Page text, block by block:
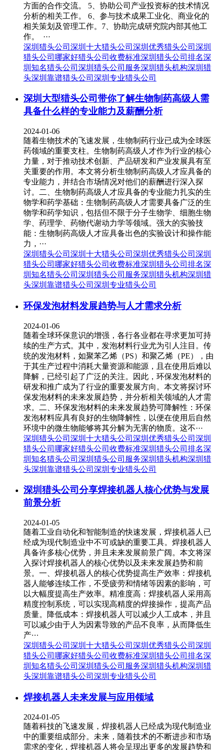
方面的合作交流。 5、协助公司产业投资标的技术情况
分析的相关工作。 6、参与技术成果工业化、商业化的
相关策划及管理工作。7、协助完成研究院内部其他工
作。 ···
深圳猎头公司 深圳十大猎头公司 深圳优秀猎头公司 深圳
猎头公司哪家好猎头公司收费标准深圳猎头公司排名深
圳知名猎头公司 深圳猎头公司服务深圳猎头机构深圳猎
头深圳靠谱猎头公司 深圳专业猎头公司
深圳大型猎头公司带你了解生物制药高级人需
具备什么样的专业能力及薪酬分析
2024-01-06
随着生物技术的飞速发展，生物制药行业已成为全球医
药领域的重要支柱。生物制药高级人才作为行业的核心
力量，对于推动技术创新、产品研发和产业发展具有至
关重要的作用。本文将分析生物制药高级人才应具备的
专业能力，并结合市场情况对他们的薪酬进行深入探
讨。二、生物制药高级人才应具备的专业能力扎实的生
物学和药学基础：生物制药高级人才需要具备广泛的生
物学和药学知识，包括但不限于分子生物学、细胞生物
学、药理学、药物代谢动力学等领域。强大的实验技
能：生物制药高级人才应具备出色的实验设计和操作能
力，···
深圳猎头公司 深圳十大猎头公司 深圳优秀猎头公司 深圳
猎头公司哪家好猎头公司收费标准深圳猎头公司排名深
圳知名猎头公司 深圳猎头公司服务深圳猎头机构深圳猎
头深圳靠谱猎头公司 深圳专业猎头公司
环保发泡材料发展趋势与人才需求分析
2024-01-06
随着全球环保意识的增强，各行各业都在寻求更加可持
续的生产方式。其中，发泡材料行业尤为引人注目。传
统的发泡材料，如聚苯乙烯（PS）和聚乙烯（PE），由
于其生产过程中消耗大量资源和能源，且在使用后难以
降解，已经引起了广泛的关注。因此，环保发泡材料的
研发和推广成为了行业的重要发展方向。本文将探讨环
保发泡材料的未来发展趋势，并分析相关领域的人才需
求。二、环保发泡材料的未来发展趋势可降解性：环保
发泡材料应具有良好的生物降解性，以便在使用后自然
环境中的微生物能够将其分解为无害的物质。这不···
深圳猎头公司 深圳十大猎头公司 深圳优秀猎头公司 深圳
猎头公司哪家好猎头公司收费标准深圳猎头公司排名深
圳知名猎头公司 深圳猎头公司服务深圳猎头机构深圳猎
头深圳靠谱猎头公司 深圳专业猎头公司
深圳猎头公司分享焊接机器人核心优势与发展
前景分析
2024-01-05
随着工业自动化和智能制造的快速发展，焊接机器人已
经成为现代制造业中不可或缺的重要工具。焊接机器人
具备许多核心优势，并且未来发展前景广阔。本文将深
入探讨焊接机器人的核心优势以及未来发展趋势和前
景。一、焊接机器人的核心优势提高生产效率：焊接机
器人能够连续工作，不受疲劳和情绪等因素的影响，可
以大幅度提高生产效率。精准度高：焊接机器人采用高
精度控制系统，可以实现高精度的焊接操作，提高产品
质量。降低成本：焊接机器人可以减少人工成本，并且
可以减少由于人为因素导致的产品不良率，从而降低生
产···
深圳猎头公司 深圳十大猎头公司 深圳优秀猎头公司 深圳
猎头公司哪家好猎头公司收费标准深圳猎头公司排名深
圳知名猎头公司 深圳猎头公司服务深圳猎头机构深圳猎
头深圳靠谱猎头公司 深圳专业猎头公司
焊接机器人未来发展与应用领域
2024-01-05
随着科技的飞速发展，焊接机器人已经成为现代制造业
中的重要组成部分。未来，随着技术的不断进步和市场
需求的变化，焊接机器人将会呈现出更多的发展趋势和